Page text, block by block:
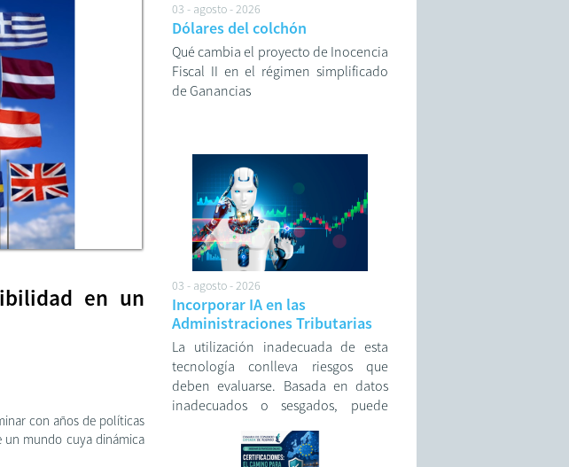
en un
con años de políticas
un mundo cuya dinámica
03 - agosto - 2026
Dólares del colchón
Qué cambia el proyecto de Inocencia
Fiscal II en el régimen simplificado
de Ganancias
03 - agosto - 2026
Incorporar IA en las
Administraciones Tributarias
La utilización inadecuada de esta
tecnología conlleva riesgos que
deben evaluarse. Basada en datos
inadecuados o sesgados, puede